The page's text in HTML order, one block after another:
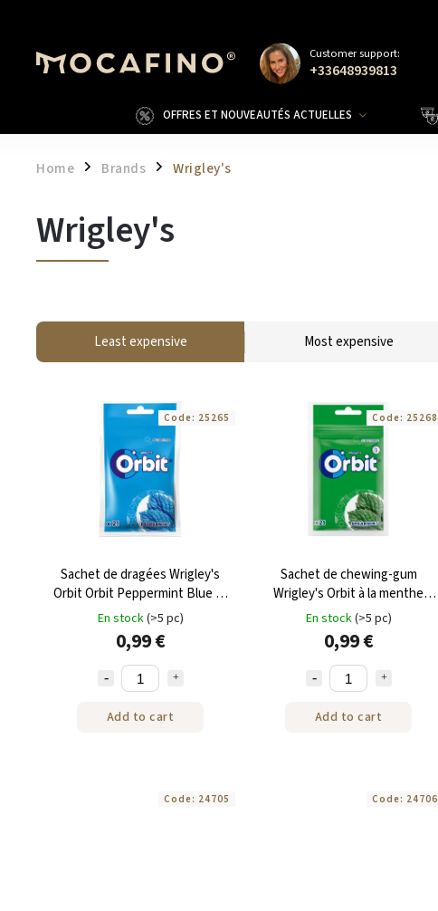
Customer support:
+33648939813
OFFRES ET NOUVEAUTÉS ACTUELLES
Home / Brands / Wrigley's
Wrigley's
Least expensive Most expensive
Sachet de dragées Wrigley's
Orbit Orbit Peppermint Blue 29
g
En stock(>5 pc)
0,99 €
Add to cart
Code: 25265
Sachet de chewing-gum
Wrigley's Orbit à la menthe
verte 29 g
En stock(>5 pc)
0,99 €
Add to cart
Code: 25268
Code: 24705 Code: 24706